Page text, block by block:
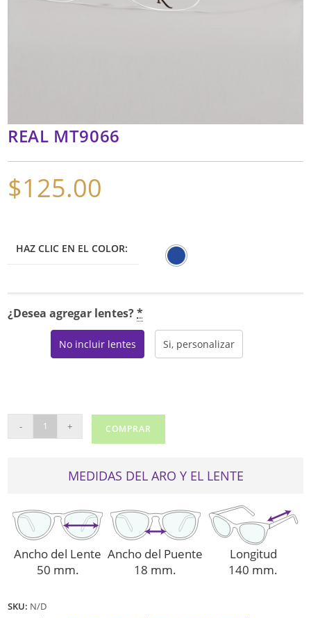
REAL MT9066
$125.00
HAZ CLIC EN EL COLOR:
¿Desea agregar lentes?*
No incluir lentes Si, personalizar
MT9066
- + COMPRAR
MEDIDAS DEL ARO Y EL LENTE
Ancho del Lente
50 mm.
Ancho del Puente
18 mm.
Longitud
140 mm.
SKU: N/D